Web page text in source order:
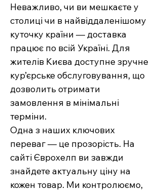
Неважливо, чи ви мешкаєте у
столиці чи в найвіддаленішому
куточку країни — доставка
працює по всій Україні. Для
жителів Києва доступне зручне
кур’єрське обслуговування, що
дозволить отримати
замовлення в мінімальні
терміни.
Одна з наших ключових
переваг — це прозорість. На
сайті Єврохелп ви завжди
знайдете актуальну ціну на
кожен товар. Ми контролюємо,